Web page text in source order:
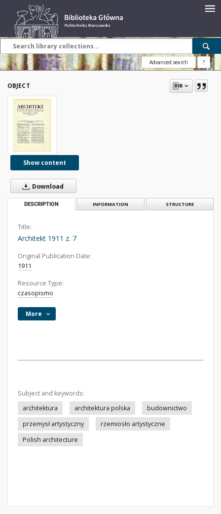
Advanced search ?
OBJECT
Show content
Download
DESCRIPTION INFORMATION STRUCTURE
Title:
Architekt 1911 z. 7
Original Publication Date:
1911
Resource Type:
czasopismo
More
Subject and keywords:
architektura
architektura polska
budownictwo
przemysł artystyczny
rzemiosło artystyczne
Polish architecture